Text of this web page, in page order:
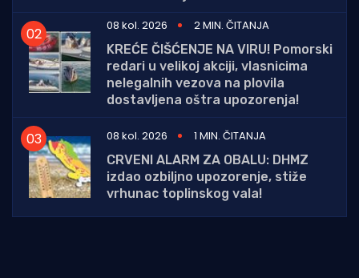
08 kol. 2026
2 MIN. ČITANJA
KREĆE ČIŠĆENJE NA VIRU! Pomorski
redari u velikoj akciji, vlasnicima
nelegalnih vezova na plovila
dostavljena oštra upozorenja!
08 kol. 2026
1 MIN. ČITANJA
CRVENI ALARM ZA OBALU: DHMZ
izdao ozbiljno upozorenje, stiže
vrhunac toplinskog vala!